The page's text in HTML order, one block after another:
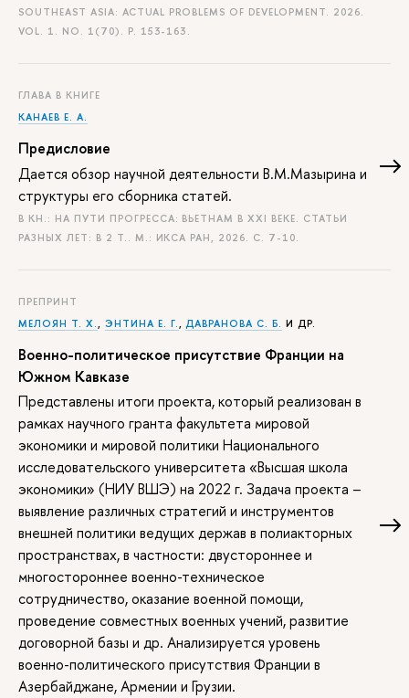
SOUTHEAST ASIA: ACTUAL PROBLEMS OF DEVELOPMENT. 2026.
VOL. 1. NO. 1(70). P. 153-163.
ГЛАВА В КНИГЕ
КАНАЕВ Е. А.
Предисловие
Дается обзор научной деятельности В.М.Мазырина и
структуры его сборника статей.
В КН.: НА ПУТИ ПРОГРЕССА: ВЬЕТНАМ В XXI ВЕКЕ. СТАТЬИ
РАЗНЫХ ЛЕТ: В 2 Т.. М.: ИКСА РАН, 2026. С. 7-10.
ПРЕПРИНТ
МЕЛОЯН Т. Х., ЭНТИНА Е. Г.,ДАВРАНОВА С. Б. И ДР.
Военно-политическое присутствие Франции на
Южном Кавказе
Представлены итоги проекта, который реализован в
рамках научного гранта факультета мировой
экономики и мировой политики Национального
исследовательского университета «Высшая школа
экономики» (НИУ ВШЭ) на 2022 г. Задача проекта –
выявление различных стратегий и инструментов
внешней политики ведущих держав в полиакторных
пространствах, в частности: двустороннее и
многостороннее военно-техническое
сотрудничество, оказание военной помощи,
проведение совместных военных учений, развитие
договорной базы и др. Анализируется уровень
военно-политического присутствия Франции в
Азербайджане, Армении и Грузии.